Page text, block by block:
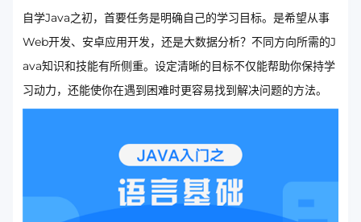
自学Java之初，首要任务是明确自己的学习目标。是希望从事
Web开发、安卓应用开发，还是大数据分析？不同方向所需的J
ava知识和技能有所侧重。设定清晰的目标不仅能帮助你保持学
习动力，还能使你在遇到困难时更容易找到解决问题的方法。